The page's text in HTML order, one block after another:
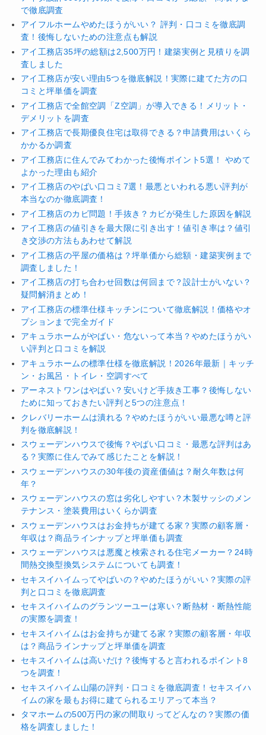
で徹底調査
アイフルホームやめたほうがいい？ 評判・口コミを徹底調
査！後悔しないための注意点も解説
アイ工務店35坪の総額は2,500万円！建築実例と見積りを調
査しました
アイ工務店が安い理由5つを徹底解説！実際に建てた方の口
コミと坪単価を調査
アイ工務店で全館空調「Z空調」が導入できる！メリット・
デメリットを調査
アイ工務店で長期優良住宅は取得できる？申請費用はいくら
かかるか調査
アイ工務店に住んでみてわかった後悔ポイント5選！ やめて
よかった理由も紹介
アイ工務店のやばい口コミ7選！最悪といわれる悪い評判が
本当なのか徹底調査！
アイ工務店のカビ問題！手抜き？カビが発生した原因を解説
アイ工務店の値引きを最大限に引き出す！値引き率は？値引
き交渉の方法もあわせて解説
アイ工務店の平屋の価格は？坪単価から総額・建築実例まで
調査しました！
アイ工務店の打ち合わせ回数は何回まで？設計士がいない？
疑問解消まとめ！
アイ工務店の標準仕様キッチンについて徹底解説！価格やオ
プションまで完全ガイド
アキュラホームがやばい・危ないって本当？やめたほうがい
い評判と口コミを解説
アキュラホームの標準仕様を徹底解説！2026年最新｜キッチ
ン・お風呂・トイレ・空調すべて
アーネストワンはやばい？安いけど手抜き工事？後悔しない
ために知っておきたい評判と5つの注意点！
クレバリーホームは潰れる？やめたほうがいい最悪な噂と評
判を徹底解説！
スウェーデンハウスで後悔？やばい口コミ・最悪な評判はあ
る？実際に住んでみて感じたことを解説！
スウェーデンハウスの30年後の資産価値は？耐久年数は何
年？
スウェーデンハウスの窓は劣化しやすい？木製サッシのメン
テナンス・塗装費用はいくらか調査
スウェーデンハウスはお金持ちが建てる家？実際の顧客層・
年収は？商品ラインナップと坪単価も調査
スウェーデンハウスは悪魔と検索される住宅メーカー？24時
間熱交換型換気システムについても調査！
セキスイハイムってやばいの？やめたほうがいい？実際の評
判と口コミを徹底調査
セキスイハイムのグランツーユーは寒い？断熱材・断熱性能
の実際を調査！
セキスイハイムはお金持ちが建てる家？実際の顧客層・年収
は？商品ラインナップと坪単価を調査
セキスイハイムは高いだけ？後悔すると言われるポイント8
つを調査！
セキスイハイム山陽の評判・口コミを徹底調査！セキスイハ
イムの家を最もお得に建てられるエリアって本当？
タマホームの500万円の家の間取りってどんなの？実際の価
格を調査しました！